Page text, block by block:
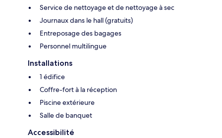
Service de nettoyage et de nettoyage à sec
Journaux dans le hall (gratuits)
Entreposage des bagages
Personnel multilingue
Installations
1 édifice
Coffre-fort à la réception
Piscine extérieure
Salle de banquet
Accessibilité